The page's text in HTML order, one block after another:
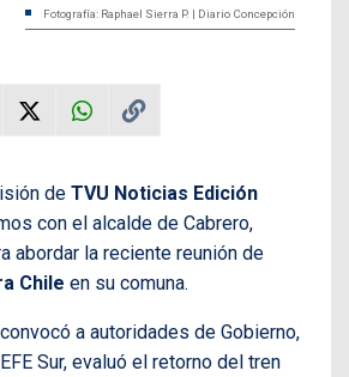
Fotografía: Raphael Sierra P. | Diario Concepción
de TVU Noticias Edición
con el alcalde de Cabrero,
abordar la reciente reunión de
Chile en su comuna.
a autoridades de Gobierno,
Sur, evaluó el retorno del tren